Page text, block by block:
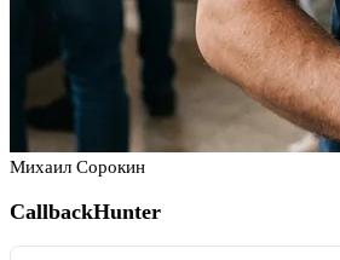
Михаил Сорокин
CallbackHunter